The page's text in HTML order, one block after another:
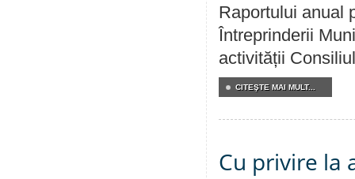
Raportului anual
Întreprinderii
activității
CITEŞTE MAI MULT...
Cu privire la